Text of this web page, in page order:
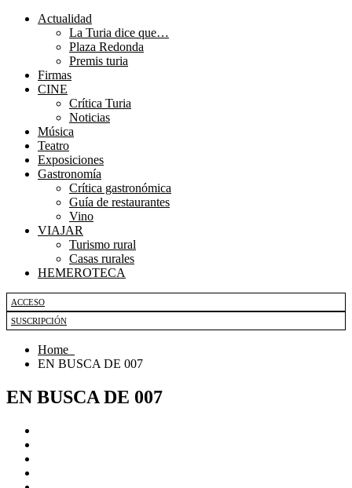
Actualidad
La Turia dice que…
Plaza Redonda
Premis turia
Firmas
CINE
Crítica Turia
Noticias
Música
Teatro
Exposiciones
Gastronomía
Crítica gastronómica
Guía de restaurantes
Vino
VIAJAR
Turismo rural
Casas rurales
HEMEROTECA
ACCESO
SUSCRIPCIÓN
Home
EN BUSCA DE 007
EN BUSCA DE 007